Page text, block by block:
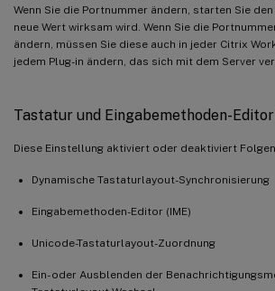
Wenn Sie die Portnummer ändern, starten Sie
neue Wert wirksam wird. Wenn Sie die
ändern, müssen Sie diese auch in jeder Citrix
jedem Plug-in ändern, das sich mit dem Server
Tastatur und Eingabemethoden-Editor
Diese Einstellung aktiviert oder deaktiviert
Dynamische Tastaturlayout-Synchronisierung
Eingabemethoden-Editor (IME)
Unicode-Tastaturlayout-Zuordnung
Ein- oder Ausblenden der